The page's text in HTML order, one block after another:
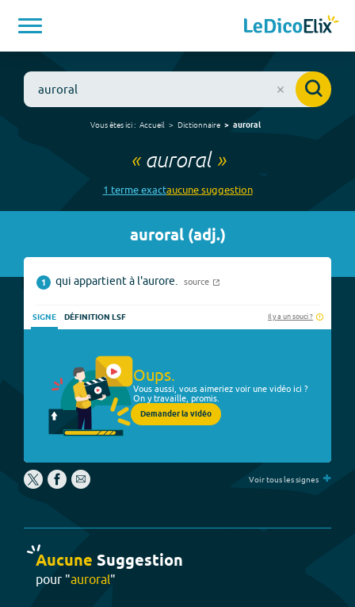
Vous êtes ici : Accueil Dictionnaire auroral
« auroral»
1 termeexactaucunesuggestion
auroral(adj.)
1 qui appartient à l'aurore. source
SIGNE DÉFINITION LSF Il y a un souci ?
Oups.
Vous aussi, vous aimeriez voir une vidéo ici ?
On y travaille, promis.
Demander la vidéo
Voir tous les signes +
Aucune Suggestion
pour "auroral"